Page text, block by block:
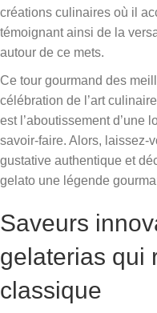
créations culinaires où il
témoignant ainsi de la
autour de ce mets.
Ce tour gourmand des
célébration de l’art
est l’aboutissement d’une
savoir-faire. Alors, laissez-
gustative authentique et
gelato une légende
Saveurs
gelaterias qui
classique